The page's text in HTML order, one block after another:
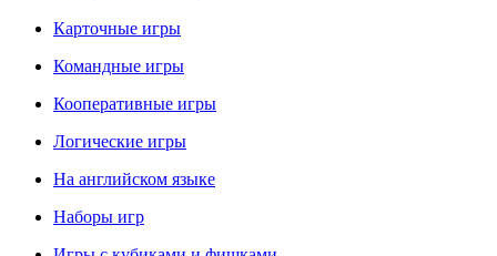
Карточные игры
Командные игры
Кооперативные игры
Логические игры
На английском языке
Наборы игр